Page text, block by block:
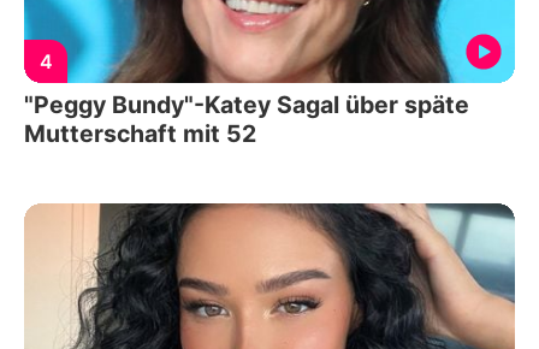
4
"Peggy Bundy"-Katey Sagal über späte
Mutterschaft mit 52